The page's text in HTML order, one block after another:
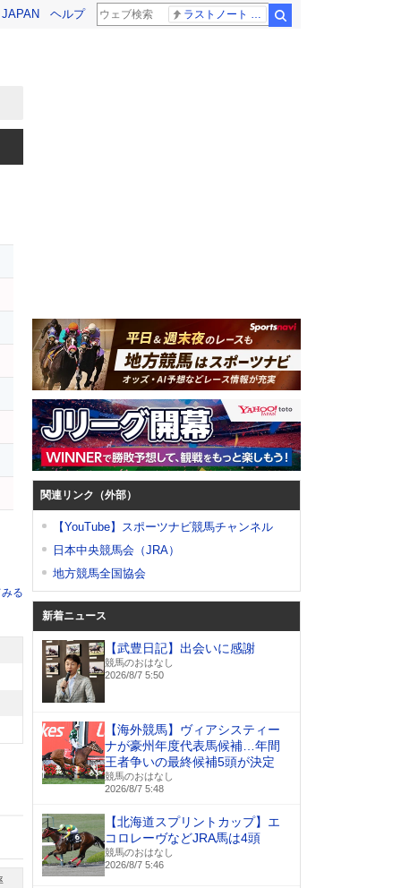
ヘルプ
る
関連リンク（外部）
【YouTube】スポーツナビ競馬チャンネル
日本中央競馬会（JRA）
地方競馬全国協会
新着ニュース
【武豊日記】出会いに感謝
競馬のおはなし
2026/8/7 5:50
【海外競馬】ヴィアシスティー
ナが豪州年度代表馬候補…年間
王者争いの最終候補5頭が決定
競馬のおはなし
2026/8/7 5:48
【北海道スプリントカップ】エ
コロレーヴなどJRA馬は4頭
競馬のおはなし
2026/8/7 5:46